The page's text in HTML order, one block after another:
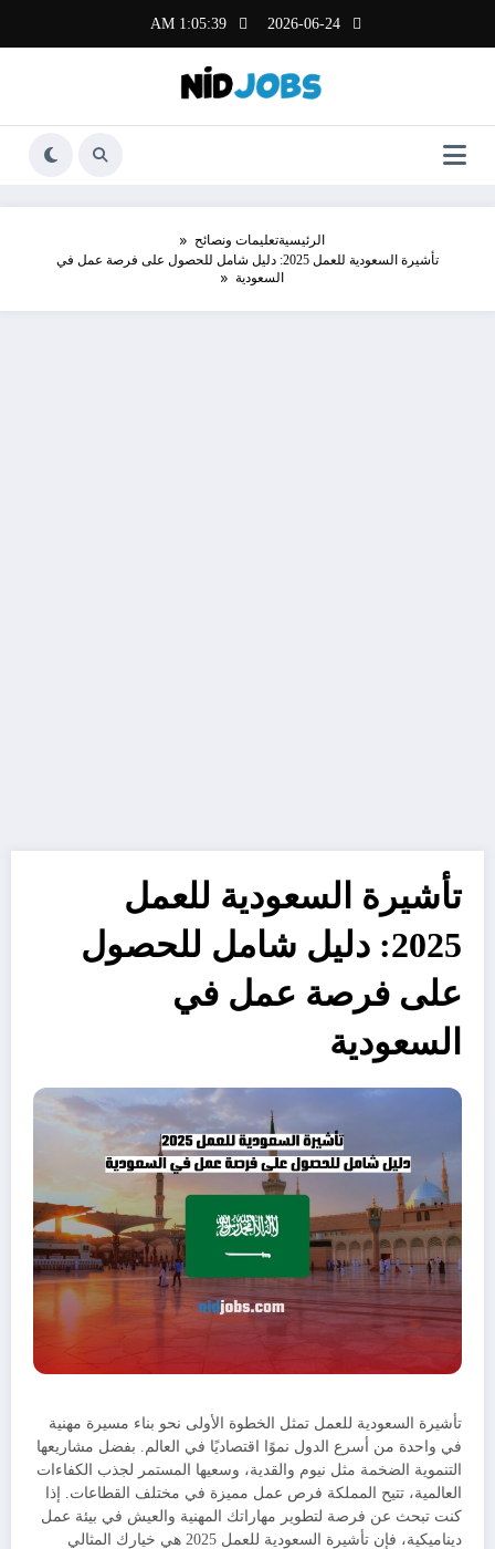
المحتوى
2026-06-24
1:05:40 AM
الرئيسيةتعليمات ونصائح
تأشيرة السعودية للعمل 2025: دليل شامل للحصول على فرصة عمل في
السعودية
تأشيرة السعودية للعمل
2025: دليل شامل للحصول
على فرصة عمل في
السعودية
تأشيرة السعودية للعمل تمثل الخطوة الأولى نحو بناء مسيرة مهنية
في واحدة من أسرع الدول نموًا اقتصاديًا في العالم. بفضل مشاريعها
التنموية الضخمة مثل نيوم والقدية، وسعيها المستمر لجذب الكفاءات
العالمية، تتيح المملكة فرص عمل مميزة في مختلف القطاعات. إذا
كنت تبحث عن فرصة لتطوير مهاراتك المهنية والعيش في بيئة عمل
ديناميكية، فإن تأشيرة السعودية للعمل 2025 هي خيارك المثالي